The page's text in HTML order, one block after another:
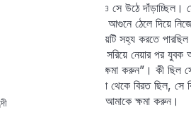
লুটিয়ে পড়ছিল। আবারও সে উঠে
তখনই সে নিজের হাতকে আগুনে ঠেলে দিয়ে
এ অবিশ্বাস্য দৃশ্য মেয়েটি সহ্য করতে
মেয়েটিকে সেই ঘর হতে সরিয়ে নেয়ার পর
করেছি তার জন্য আমাকে ক্ষমা করুন”। কী ছিল
সুন্দরী মেয়ের কাছে যাওয়া থেকে বিরত
সেই পদক্ষেপগুলোর জন্য আমাকে ক্ষমা করুন।